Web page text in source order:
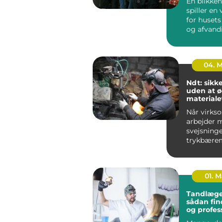
spiller en
for
og
04.
Ndt:
uden at
Når
arbejder
fe...
01.
sådan
og